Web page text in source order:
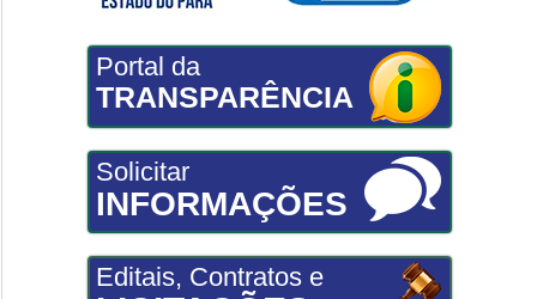
Portal da
TRANSPARÊNCIA
Solicitar
INFORMAÇÕES
Editais, Contratos e